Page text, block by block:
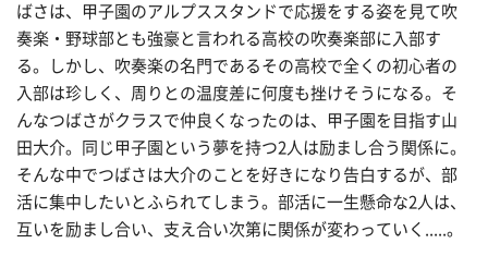
ばさは、甲子園のアルプススタンドで応援をする姿を見て吹
奏楽・野球部とも強豪と言われる高校の吹奏楽部に入部す
る。しかし、吹奏楽の名門であるその高校で全くの初心者の
入部は珍しく、周りとの温度差に何度も挫けそうになる。そ
んなつばさがクラスで仲良くなったのは、甲子園を目指す山
田大介。同じ甲子園という夢を持つ2人は励まし合う関係に。
そんな中でつばさは大介のことを好きになり告白するが、部
活に集中したいとふられてしまう。部活に一生懸命な2人は、
互いを励まし合い、支え合い次第に関係が変わっていく.....。